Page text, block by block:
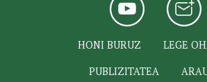
HONI BURUZ
LEGE
PUBLIZITATEA